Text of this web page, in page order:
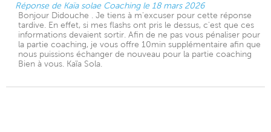
Réponse de Kaïa solae Coaching le 18 mars 2026
Bonjour Didouche . Je tiens à m'excuser pour cette réponse
tardive. En effet, si mes flashs ont pris le dessus, c'est que ces
informations devaient sortir. Afin de ne pas vous pénaliser pour
la partie coaching, je vous offre 10min supplémentaire afin que
nous puissions échanger de nouveau pour la partie coaching
Bien à vous. Kaïa Sola.